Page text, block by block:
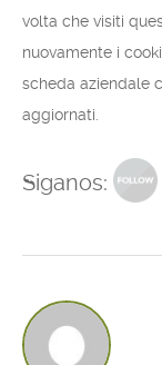
volta che visiti
nuovamente i
scheda aziendale
aggiornati.
Siganos: